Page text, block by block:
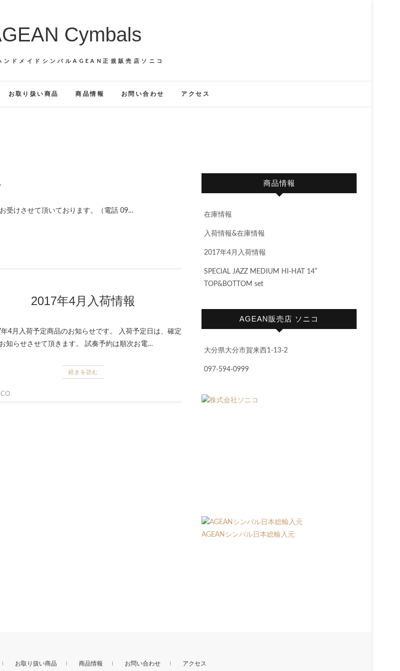
Cymbals
ンドメイドシンバルAGEAN正規販売店ソニコ
お取り扱い商品 商品情報 お問い合わせ アクセス
受けさせて頂いております。（電話 09…
2017年4月入荷情報
4月入荷予定商品のお知らせです。 入荷予定日は、確定
知らせさせて頂きます。 試奏予約は順次お電…
続きを読む
商品情報
在庫情報
入荷情報&在庫情報
2017年4月入荷情報
SPECIAL JAZZ MEDIUM HI-HAT 14”
TOP&BOTTOM set
AGEAN販売店 ソニコ
大分県大分市賀来西1-13-2
097-594-0999
AGEANシンバル日本総輸入元
お取り扱い商品 商品情報 お問い合わせ アクセス